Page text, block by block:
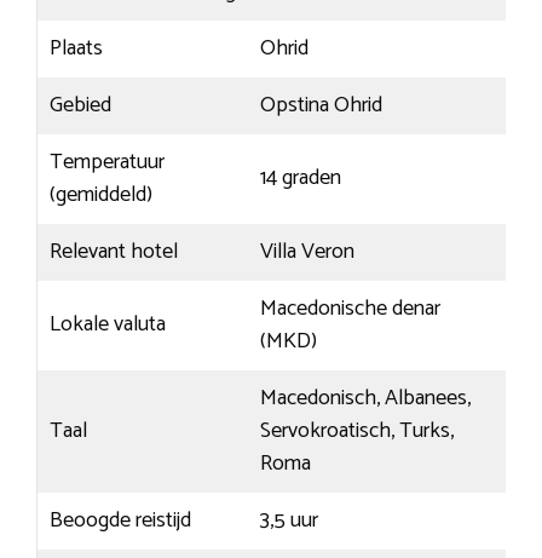
Plaats
Ohrid
Gebied
Opstina Ohrid
Temperatuur
(gemiddeld)
14 graden
Relevant hotel
Villa Veron
Lokale valuta
Macedonische denar
(MKD)
Taal
Macedonisch, Albanees,
Servokroatisch, Turks,
Roma
Beoogde reistijd
3,5 uur